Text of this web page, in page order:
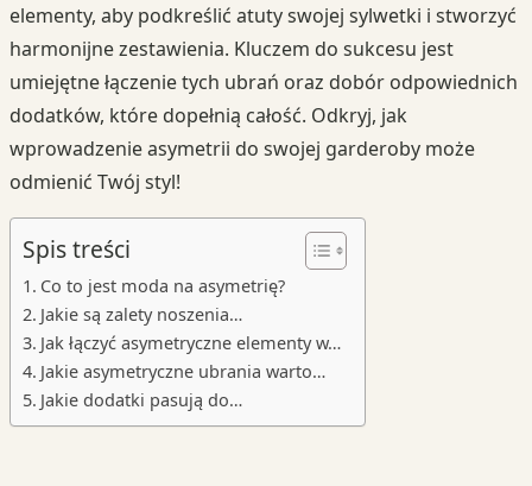
elementy, aby podkreślić atuty swojej sylwetki i stworzyć
harmonijne zestawienia. Kluczem do sukcesu jest
umiejętne łączenie tych ubrań oraz dobór odpowiednich
dodatków, które dopełnią całość. Odkryj, jak
wprowadzenie asymetrii do swojej garderoby może
odmienić Twój styl!
Spis treści
Co to jest moda na asymetrię?
Jakie są zalety noszenia…
Jak łączyć asymetryczne elementy w…
Jakie asymetryczne ubrania warto…
Jakie dodatki pasują do…